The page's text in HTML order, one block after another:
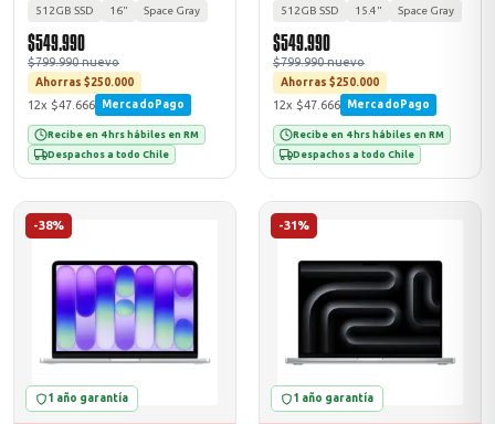
512GB SSD
16" Space Gray
$549.990
$799.990 nuevo
Ahorras $250.000
12x $47.666 MercadoPago
Recibe en 4 hrs hábiles en RM
Despachos a todo Chile
512GB SSD
15.4" Space Gray
$549.990
$799.990 nuevo
Ahorras $250.000
12x $47.666 MercadoPago
Recibe en 4 hrs hábiles en RM
Despachos a todo Chile
-38%
1 año garantía
-31%
1 año garantía